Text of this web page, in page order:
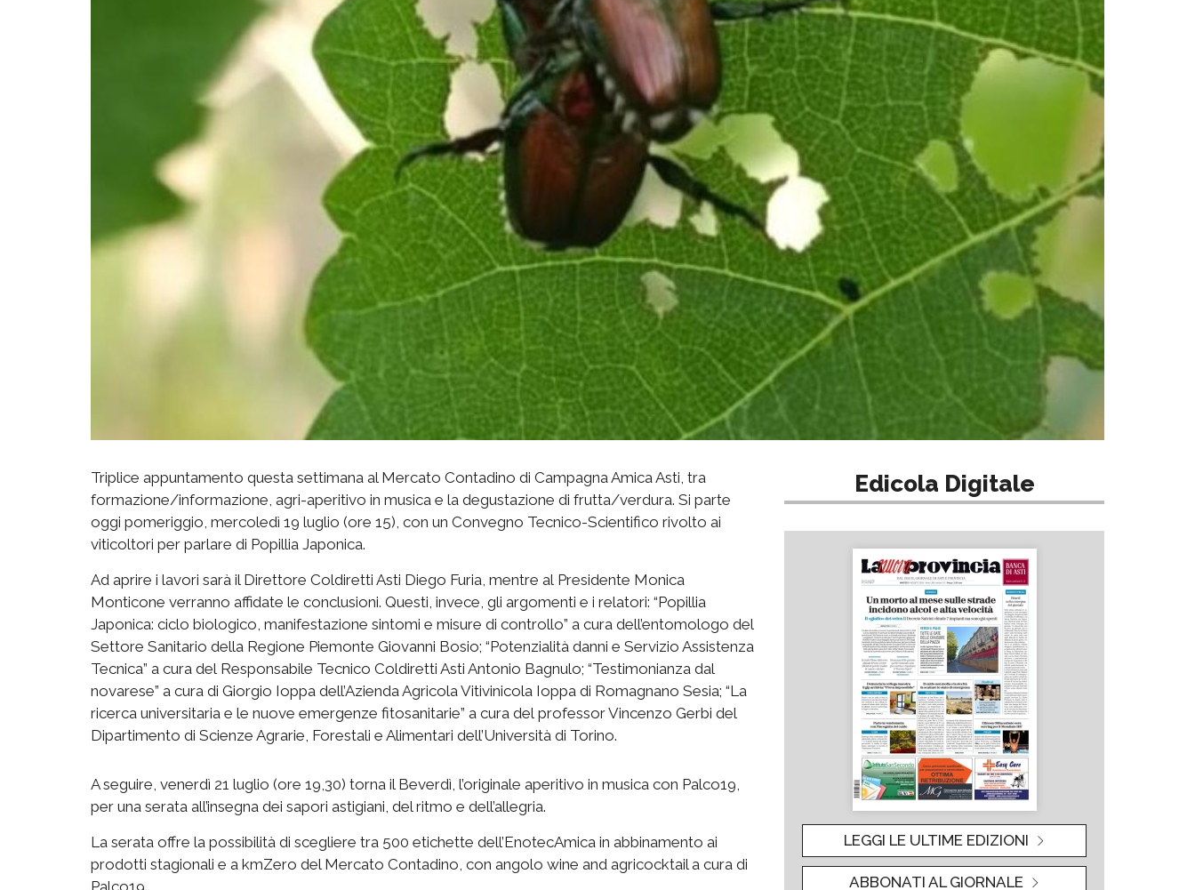
Triplice appuntamento questa settimana al Mercato Contadino di Campagna Amica Asti, tra
formazione/informazione, agri-aperitivo in musica e la degustazione di frutta/verdura. Si parte
oggi pomeriggio, mercoledì 19 luglio (ore 15), con un Convegno Tecnico-Scientifico rivolto ai
viticoltori per parlare di Popillia Japonica.
Ad aprire i lavori sarà il Direttore Coldiretti Asti Diego Furia, mentre al Presidente Monica
Monticone verranno affidate le conclusioni. Questi, invece, gli argomenti e i relatori: “Popillia
Japonica: ciclo biologico, manifestazione sintomi e misure di controllo” a cura dell’entomologo del
Settore Sanitario della Regione Piemonte Giovanni Bosio; “Potenzialità danni e Servizio Assistenza
Tecnica” a cura del Responsabile Tecnico Coldiretti Asti Antonio Bagnulo; “Testimonianza dal
novarese” a cura di Giorgio Ioppa dell’Azienda Agricola Vitivinicola Ioppa di Romagnano Sesia; “La
ricerca universitaria e le nuove emergenze fitosanitarie” a cura del professor Vincenzo Gerbi del
Dipartimento di Scienze Agrarie, Forestali e Alimentari dell’Università di Torino.
A seguire, venerdì 21 luglio (ore 19,30) torna il Beverdì, l’originale aperitivo in musica con Palco19,
per una serata all’insegna dei sapori astigiani, del ritmo e dell’allegria.
La serata offre la possibilità di scegliere tra 500 etichette dell’EnotecAmica in abbinamento ai
prodotti stagionali e a kmZero del Mercato Contadino, con angolo wine and agricocktail a cura di
Palco19.
Edicola Digitale
LEGGI LE ULTIME EDIZIONI
ABBONATI AL GIORNALE